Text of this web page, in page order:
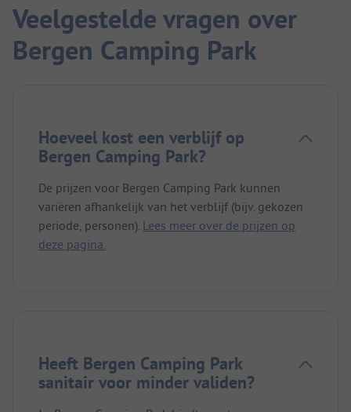
Veelgestelde vragen over
Bergen Camping Park
Hoeveel kost een verblijf op
Bergen Camping Park?
De prijzen voor Bergen Camping Park kunnen
variëren afhankelijk van het verblijf (bijv. gekozen
periode, personen). Lees meer over de prijzen op
deze pagina.
Heeft Bergen Camping Park
sanitair voor minder validen?